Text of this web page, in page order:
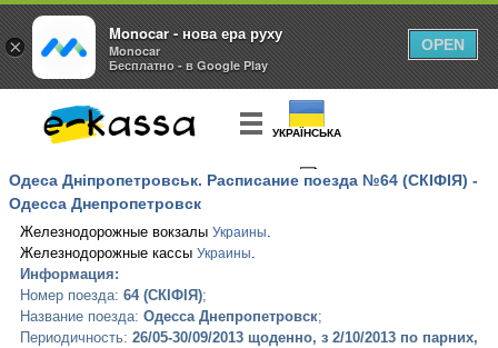
УКРАЇНСЬКА
Одеса Дніпропетровськ. Расписание поезда №64 (СКІФІЯ) -
Одесса Днепропетровск
Железнодорожные вокзалы Украины.
Железнодорожные кассы Украины.
Информация:
Номер поезда: 64 (СКІФІЯ);
Название поезда: Одесса Днепропетровск;
Периодичность: 26/05-30/09/2013 щоденно, з 2/10/2013 по парних,
×
Monocar - нова ера руху
Monocar
Бесплатно - в Google Play
OPEN